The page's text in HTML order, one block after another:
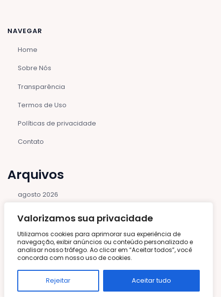
Valorizamos sua privacidade
Utilizamos cookies para aprimorar sua experiência de
navegação, exibir anúncios ou conteúdo personalizado e
analisar nosso tráfego. Ao clicar em “Aceitar todos”, você
concorda com nosso uso de cookies.
Rejeitar Aceitar tudo
NAVEGAR
Home
Sobre Nós
Transparência
Termos de Uso
Políticas de privacidade
Contato
Arquivos
agosto 2026
junho 2026
maio 2026
outubro 2025
agosto 2025
janeiro 2025